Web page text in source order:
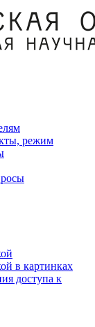
режим
в картинках
доступа к